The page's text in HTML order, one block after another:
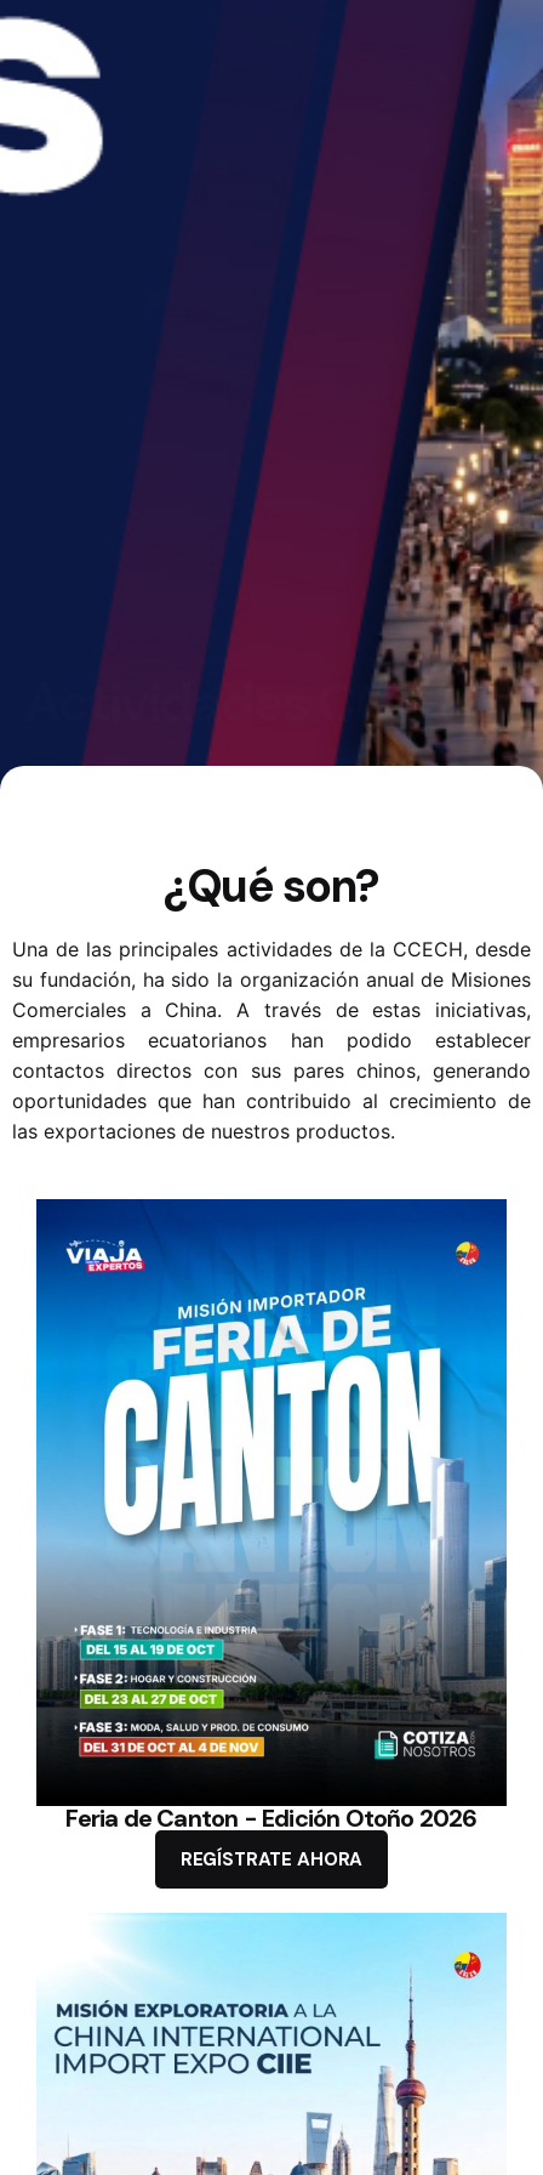
Actividades CCECH
¿Qué son?
Una de las principales actividades de la CCECH, desde
su fundación, ha sido la organización anual de Misiones
Comerciales a China. A través de estas iniciativas,
empresarios ecuatorianos han podido establecer
contactos directos con sus pares chinos, generando
oportunidades que han contribuido al crecimiento de
las exportaciones de nuestros productos.
Feria de Canton - Edición Otoño 2026
REGÍSTRATE AHORA